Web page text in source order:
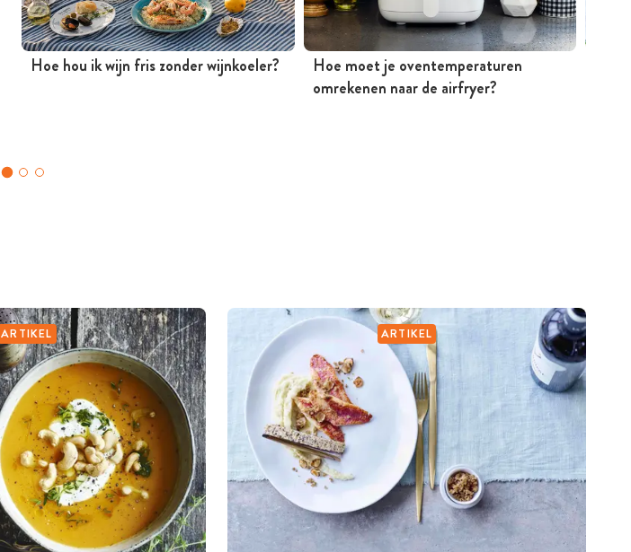
Hoe hou ik wijn fris zonder wijnkoeler?
Hoe moet je oventemperaturen
omrekenen naar de airfryer?
ARTIKEL ARTIKEL